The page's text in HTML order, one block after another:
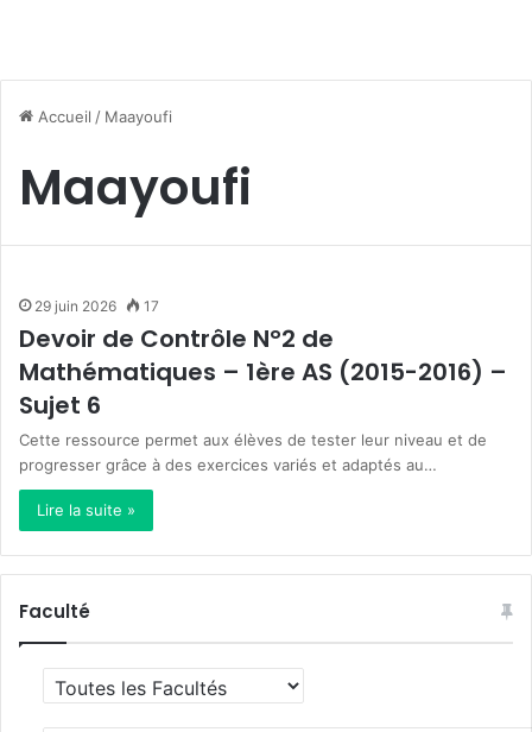
Accueil / Maayoufi
Maayoufi
29 juin 2026 17
Devoir de Contrôle N°2 de
Mathématiques – 1ère AS (2015-2016) –
Sujet 6
Cette ressource permet aux élèves de tester leur niveau et de
progresser grâce à des exercices variés et adaptés au…
Lire la suite »
Faculté